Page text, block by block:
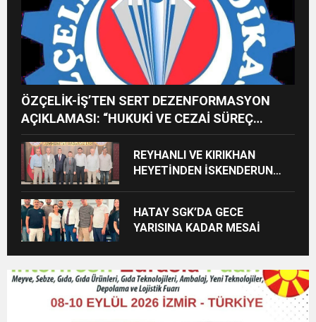
ÖZÇELİK-İŞ’TEN SERT DEZENFORMASYON
AÇIKLAMASI: “HUKUKİ VE CEZAİ SÜREÇ
BAŞLATILDI”
REYHANLI VE KIRIKHAN
HEYETİNDEN İSKENDERUN
HATAY SGK’DA GECE
YARISINA KADAR MESAİ